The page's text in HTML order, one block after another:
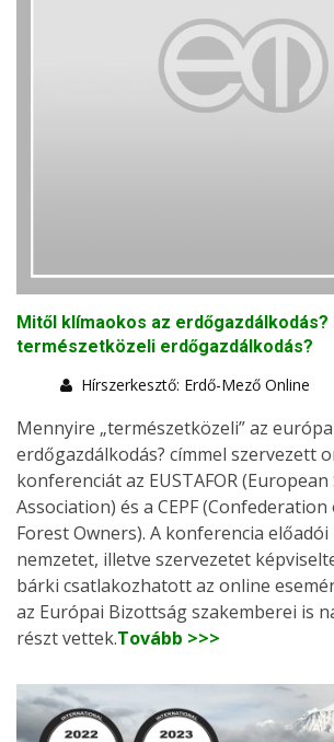
Mitől klímaokos az erdőgazdálkodás?
természetközeli erdőgazdálkodás?
Hírszerkesztő: Erdő-Mező Online
Mennyire „természetközeli” az
erdőgazdálkodás? címmel szervezett
konferenciát az EUSTAFOR
Association) és a CEPF
Forest Owners). A konferencia
nemzetet, illetve szervezetet
bárki csatlakozhatott az online
az Európai Bizottság szakemberei is
részt vettek.Tovább >>>